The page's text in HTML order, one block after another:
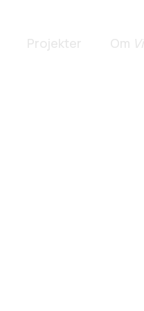
Projekter Om